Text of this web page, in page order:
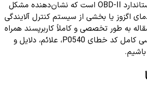
خطا یکی از کدهای استاندارد OBD-II است که نشان‌دهنده مشکل
اگزوز یا بخشی از سیستم کنترل آلایندگی
به طور تخصصی و کاملاً کاربرپسند همراه
شما هستیم تا به بررسی کامل کد خطای P0540، علائم، دلایل و